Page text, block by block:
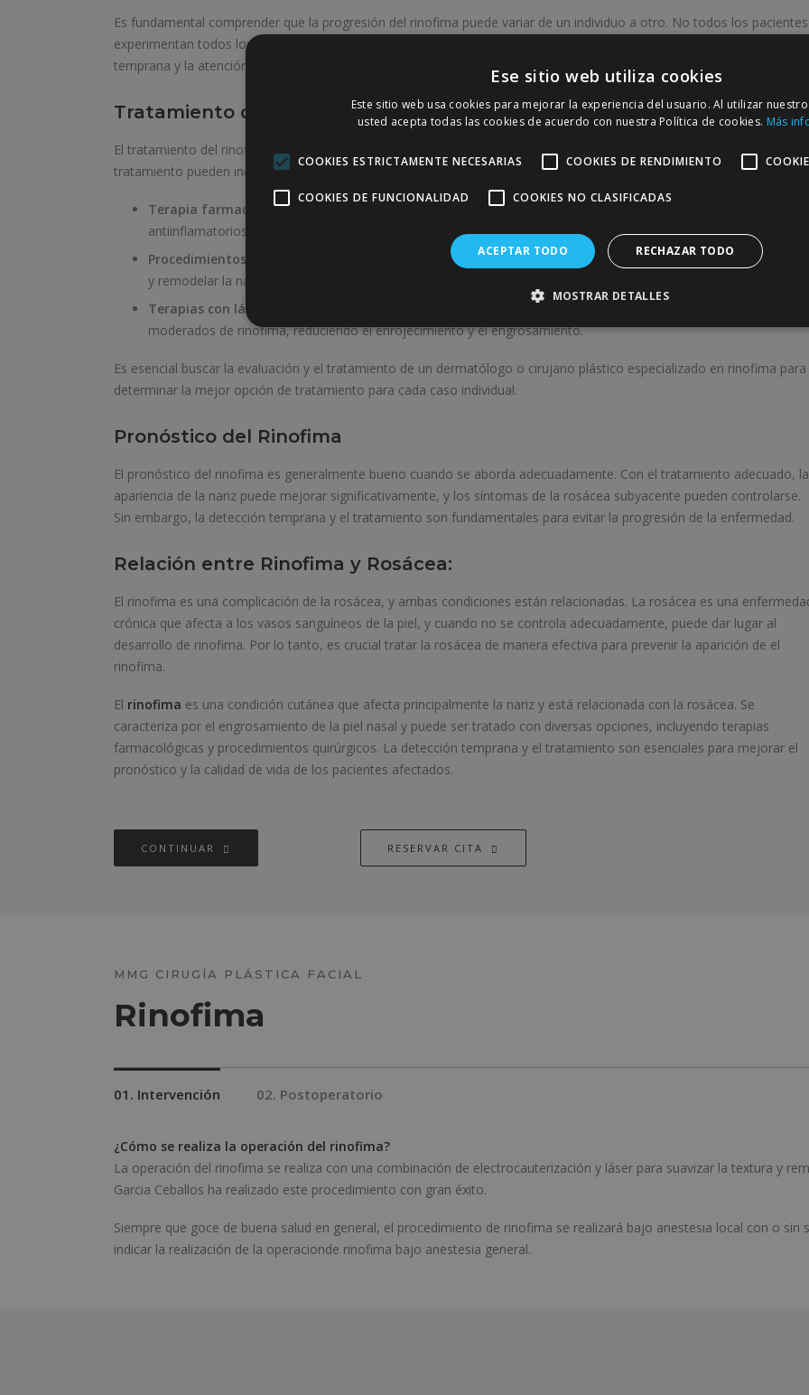
Es fundamental comprender que la progresión del rinofima puede variar de un individuo a otro. No todos los pacientes
experimentan todos los estadios, y la velocidad de progresión puede ser diferente en cada caso. Además, la detección
temprana y la atención médica adecuada son esenciales para prevenir la evolución a estadios más avanzados.
Tratamiento del Rinofima:
El tratamiento del rinofima es fundamental para mejorar la apariencia y la función de la nariz. Las opciones de
tratamiento pueden incluir:
Terapia farmacológica:
Se pueden utilizar medicamentos tópicos o orales, como antibióticos y medicamentos
antiinflamatorios, para controlar los síntomas de la rosácea subyacente.
Procedimientos quirúrgicos:
En casos avanzados, se puede realizar una cirugía para eliminar el exceso de
y remodelar la nariz. Esto puede incluir técnicas de cirugía láser o procedimientos de escisión.
Terapias con láser:
pueden ayudar a mejorar la apariencia de la piel en casos leves
moderados de rinofima, reduciendo el enrojecimiento y el engrosamiento.
Es esencial buscar la evaluación y el tratamiento de un dermatólogo o cirujano plástico especializado en rinofima para
determinar la mejor opción de tratamiento para cada caso individual.
Pronóstico del Rinofima
El pronóstico del rinofima es generalmente bueno cuando se aborda adecuadamente. Con el tratamiento adecuado, la
apariencia de la nariz puede mejorar significativamente, y los síntomas de la rosácea subyacente pueden controlarse.
Sin embargo, la detección temprana y el tratamiento son fundamentales para evitar la progresión de la enfermedad.
Relación entre Rinofima y Rosácea:
El rinofima es una complicación de la rosácea, y ambas condiciones están relacionadas. La rosácea es una
crónica que afecta a los vasos sanguíneos de la piel, y cuando no se controla adecuadamente, puede dar lugar al
desarrollo de rinofima. Por lo tanto, es crucial tratar la rosácea de manera efectiva para prevenir la aparición de el
rinofima.
El rinofima es una condición cutánea que afecta principalmente la nariz y está relacionada con la rosácea. Se
caracteriza por el engrosamiento de la piel nasal y puede ser tratado con diversas opciones, incluyendo terapias
farmacológicas y procedimientos quirúrgicos. La detección temprana y el tratamiento son esenciales para mejorar el
pronóstico y la calidad de vida de los pacientes afectados.
CONTINUAR RESERVAR CITA
MMG CIRUGÍA PLÁSTICA FACIAL
Rinofima
01. Intervención 02. Postoperatorio
¿Cómo se realiza la operación del rinofima?
La operación del rinofima se realiza con una combinación de electrocauterización y láser para suavizar la textura y
Garcia Ceballos ha realizado este procedimiento con gran éxito.
Siempre que goce de buena salud en general, el procedimiento de rinofima se realizará bajo anestesia local con o sin
indicar la realización de la operacionde rinofima bajo anestesia general.
Ese sitio web utiliza cookies
Este sitio web usa cookies para mejorar la experiencia del usuario. Al utilizar
usted acepta todas las cookies de acuerdo con nuestra Política de cookies. Más
COOKIES ESTRICTAMENTE NECESARIAS COOKIES DE RENDIMIENTO
COOKIES DE FUNCIONALIDAD COOKIES NO CLASIFICADAS
ACEPTAR TODO RECHAZAR TODO
MOSTRAR DETALLES